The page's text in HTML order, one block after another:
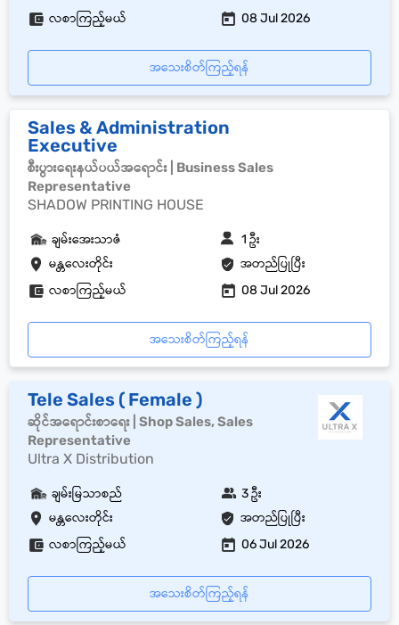
လစာကြည့်မယ် 08 Jul 2026
အသေးစိတ်ကြည့်ရန်
Sales & Administration
Executive
စီးပွားရေးနယ်ပယ်အရောင်း | Business Sales
Representative
SHADOW PRINTING HOUSE
မန္တလေးတိုင်း အတည်ပြုပြီး
ချမ်းအေးသာဇံ 1 ဦး
လစာကြည့်မယ် 08 Jul 2026
အသေးစိတ်ကြည့်ရန်
Tele Sales ( Female )
ဆိုင်အရောင်းစာရေး | Shop Sales, Sales
Representative
Ultra X Distribution
မန္တလေးတိုင်း အတည်ပြုပြီး
ချမ်းမြသာစည် 3 ဦး
လစာကြည့်မယ် 06 Jul 2026
အသေးစိတ်ကြည့်ရန်